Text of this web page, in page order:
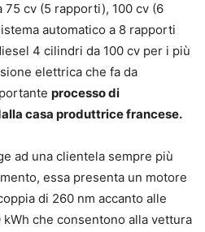
cv (5 rapporti), 100 cv (6
automatico a 8 rapporti
4 cilindri da 100 cv per i più
elettrica che fa da
processo di
casa produttrice francese.
ad una clientela sempre più
essa presenta un motore
di 260 nm accanto alle
che consentono alla vettura